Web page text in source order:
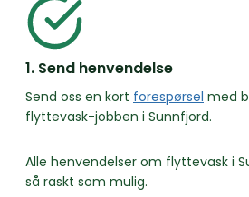
1. Send henvendelse
Send oss en kort forespørsel med
flyttevask-jobben i Sunnfjord.
Alle henvendelser om flyttevask i
så raskt som mulig.